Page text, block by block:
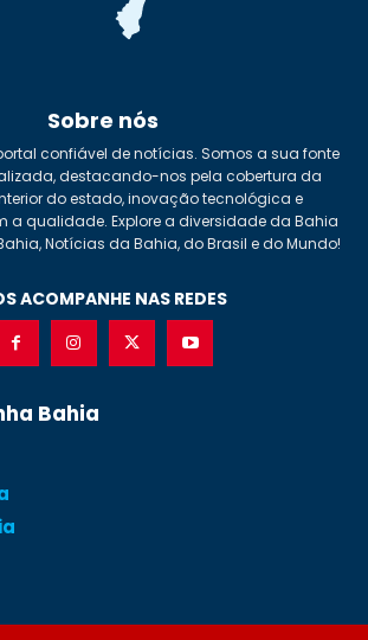
Sobre nós
confiável de notícias. Somos a sua fonte
destacando-nos pela cobertura da
do estado, inovação tecnológica e
a qualidade. Explore a diversidade da Bahia
Notícias da Bahia, do Brasil e do Mundo!
ACOMPANHE NAS REDES
Bahia